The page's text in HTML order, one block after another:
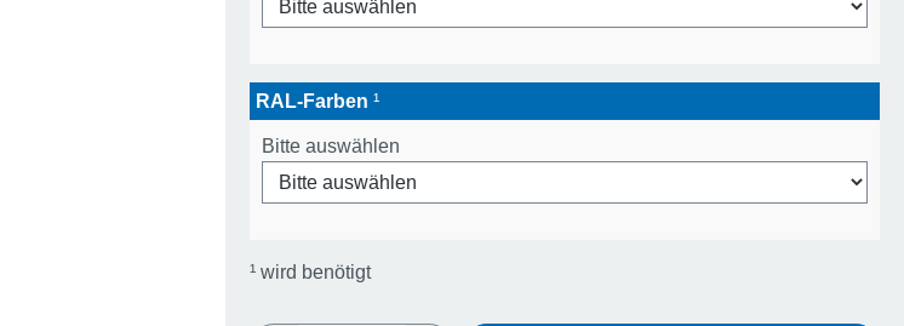
RAL-Farben ¹
Bitte auswählen
¹ wird benötigt